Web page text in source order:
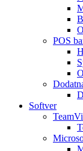
POS
Softver